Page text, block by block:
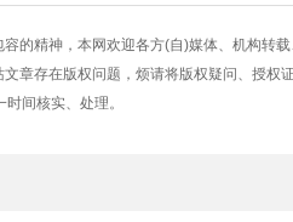
容的精神，本网欢迎各方(自)媒体、机构转
章存在版权问题，烦请将版权疑问、授权
时间核实、处理。